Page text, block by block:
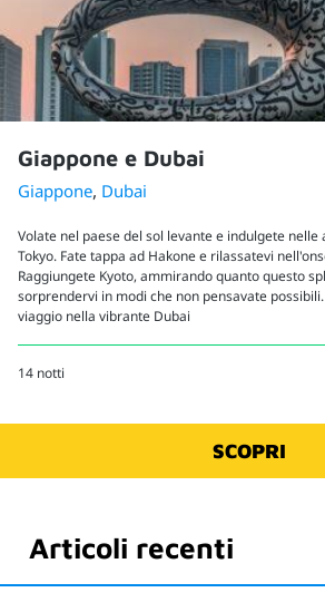
Giappone e Dubai
Giappone, Dubai
Volate nel paese del sol levante e indulgete
Tokyo. Fate tappa ad Hakone e rilassatevi
Raggiungete Kyoto, ammirando quanto questo
sorprendervi in modi che non pensavate
viaggio nella vibrante Dubai
14 notti
SCOPRI
Articoli recenti